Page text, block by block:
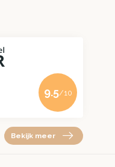
9.5/10
Bekijk meer